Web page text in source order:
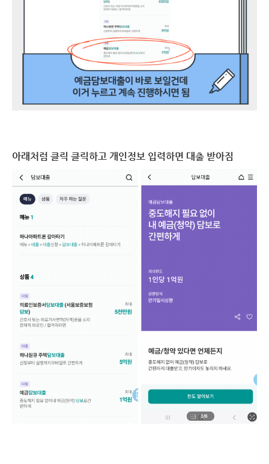
아래처럼 클릭 클릭하고 개인정보 입력하면 대출 받아짐